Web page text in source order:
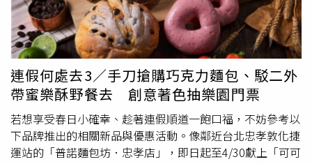
活動邀請台中國家歌劇院空中花園裡的「堁夏咖啡」與唯美
茶食空間「CHER AQUA 蒔. 瀞」、台中高人氣「脂板前」
系列、純白系熱點餐廳「Les aqua水相餐聚苑」、義法風情
「SOIL 禾壤餐酒館」、展現極致和食精神的無菜單日料
「淡粹」、新社日式庭園「枯山円敷」餐廳、咖啡結合酒吧
新開幕的木質調「Equal Cafe」等共10家餐廳，即日起陸續
推出，讓民眾在農曆春節感受不一樣的宮崎美味。例如擁有
台中最美窗景的「堁夏咖啡 cafe crotchet」坐落於台中國
家歌劇院空中花園裡，此次精選「豊緑園自然農法焙茶」帶
組」閃亮拜年去！禮盒即日起於臺虎精釀直營門市、遠東異
國美食館、微風超市、City’super、高雄夢時代（預購）
限量販售。星球工坊「2025金彩新年禮盒」若選擇經典大
包+超值小包組的2+4超值組合，售價550元；另有經典大包
3入組630元。（圖／星球工坊提供）星球工坊新春推出
「金彩新年禮盒」以橘色現代流暢線條為主視覺，寓意吉祥
富貴，內含品牌熱門經典爆米花3入組，還有2+4超值組合
可供挑選，其中包括玉米濃湯、焦糖咖滋、玫瑰鹽焦糖、雙
色地瓜等口味；另為解決大家的送禮煩惱，星球工坊的實用
生鮮超市早於2020年起就開始推動喜互惠購物袋的環保行
動，結合宜蘭在地特色年年推出創新的喜互惠購物袋，來鼓
勵顧客攜帶自己的環保購物袋。希望透過這些行動措施，讓
顧客在購物的同時，也能為環保盡一份心力。（圖／喜互惠
提供。）週年慶抽獎活動詳情為了慶祝這一重要的里程碑，
喜互惠生鮮超市於週年慶期間推出「天天抽・週週送」go
購樂抽獎活動。凡於活動期間內，購物滿指定金額的顧客，
即可參加九宮格戳戳樂抽獎，活動期間每週都有機會贏得頭
獎-捷安特電動輔助自行車一台！此外，還有包括家電產
連假何處去3／手刀搶購巧克力麵包、駁二外
帶蜜樂酥野餐去 創意著色抽樂園門票
若想享受春日小確幸、趁著連假順道一飽口福，不妨參考以
下品牌推出的相關新品與優惠活動。像鄰近台北忠孝敦化捷
運站的「普諾麵包坊．忠孝店」，即日起至4/30獻上「可可